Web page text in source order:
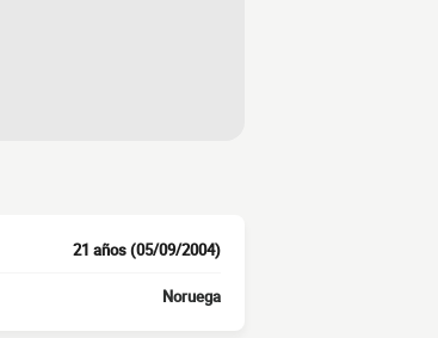
21 años (05/09/2004)
Noruega